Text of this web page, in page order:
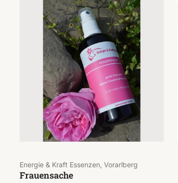
Energie & Kraft Essenzen, Vorarlberg
Frauensache